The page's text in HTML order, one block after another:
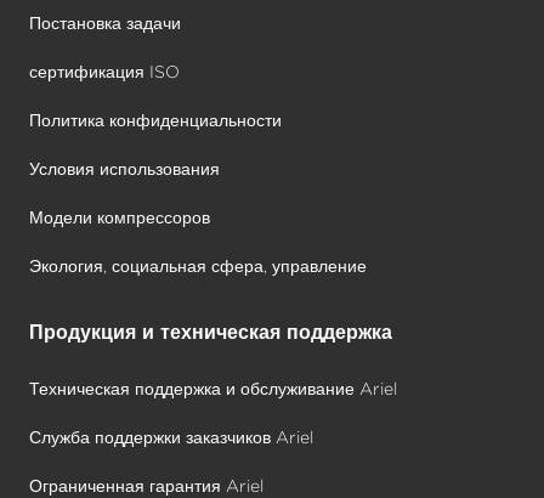
Постановка задачи
сертификация ISO
Политика конфиденциальности
Условия использования
Модели компрессоров
Экология, социальная сфера, управление
Продукция и техническая поддержка
Техническая поддержка и обслуживание Ariel
Служба поддержки заказчиков Ariel
Ограниченная гарантия Ariel